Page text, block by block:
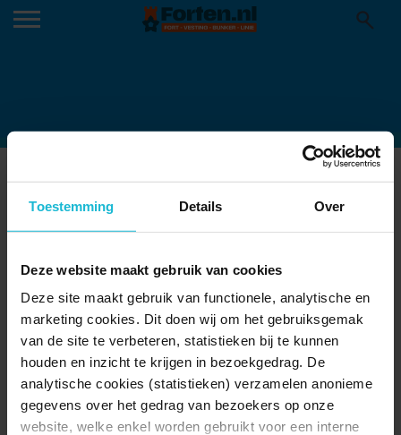
Toestemming Details Over
Deze website maakt gebruik van cookies
Deze site maakt gebruik van functionele, analytische en
marketing cookies. Dit doen wij om het gebruiksgemak
van de site te verbeteren, statistieken bij te kunnen
houden en inzicht te krijgen in bezoekgedrag. De
analytische cookies (statistieken) verzamelen anonieme
gegevens over het gedrag van bezoekers op onze
website, welke enkel worden gebruikt voor een interne